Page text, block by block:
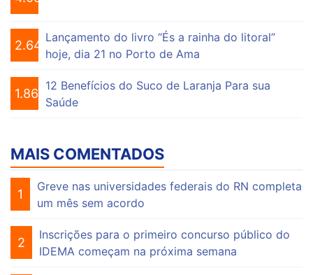
2.646
Lançamento do livro “És a rainha do litoral”
hoje, dia 21 no Porto de Ama
1.863
12 Benefícios do Suco de Laranja Para sua
Saúde
MAIS COMENTADOS
1
Greve nas universidades federais do RN completa
um mês sem acordo
2
Inscrições para o primeiro concurso público do
IDEMA começam na próxima semana